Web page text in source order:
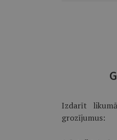
Izdarīt
grozījumus: